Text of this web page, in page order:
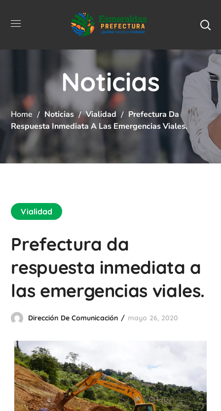
Noticias
Home Noticias Vialidad
Prefectura Da
Respuesta Inmediata A Las Emergencias Viales.
Vialidad
Prefectura da
respuesta inmediata a
las emergencias viales.
Dirección De Comunicación mayo 26, 2020